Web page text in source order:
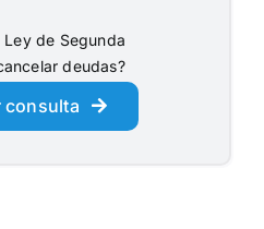
Ley de Segunda
deudas?
consulta